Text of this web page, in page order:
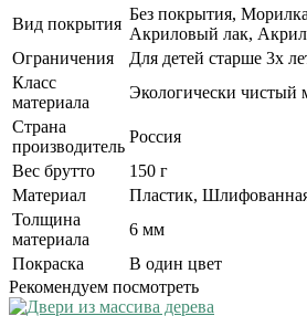
Вид покрытия
Без покрытия,
Акриловый лак,
Ограничения
Для детей старше 3х
Класс
материала
Экологически чистый
Страна
производитель
Россия
Вес брутто
150 г
Материал
Пластик,
Толщина
материала
6 мм
Покраска
В один цвет
Рекомендуем посмотреть